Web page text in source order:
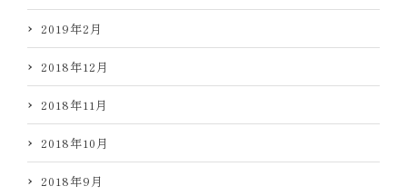
2019年2月
2018年12月
2018年11月
2018年10月
2018年9月